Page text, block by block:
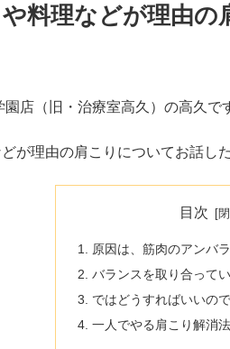
料理などが理由
店（旧・治療室高久）の高久で
が理由の肩こりについてお話し
目次
原因は、筋肉のアンバ
バランスを取り合って
ではどうすればいいの
一人でやる肩こり解消